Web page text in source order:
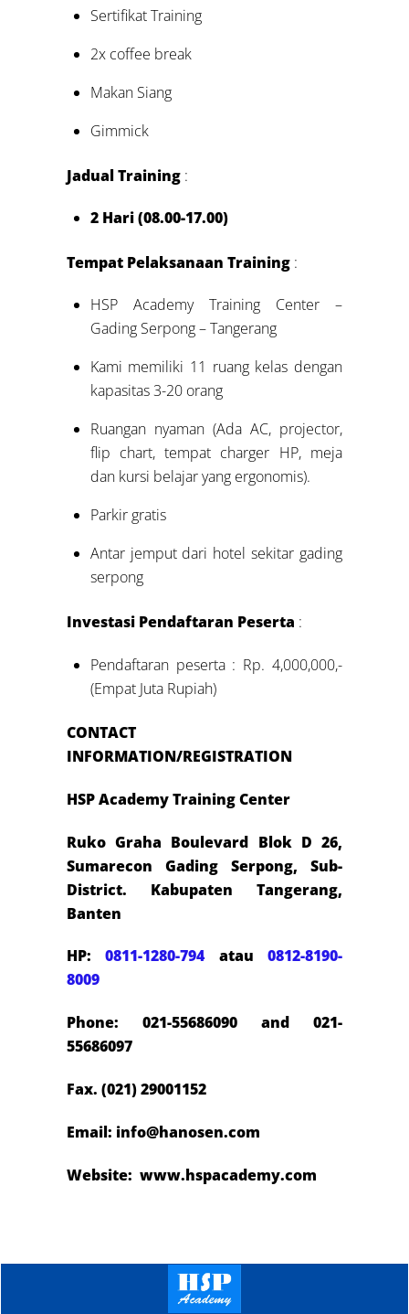
Sertifikat Training
2x coffee break
Makan Siang
Gimmick
Jadual Training :
2 Hari (08.00-17.00)
Tempat Pelaksanaan Training :
HSP Academy Training Center –
Gading Serpong – Tangerang
Kami memiliki 11 ruang kelas dengan
kapasitas 3-20 orang
Ruangan nyaman (Ada AC, projector,
flip chart, tempat charger HP, meja
dan kursi belajar yang ergonomis).
Parkir gratis
Antar jemput dari hotel sekitar gading
serpong
Investasi Pendaftaran Peserta :
Pendaftaran peserta : Rp. 4,000,000,-
(Empat Juta Rupiah)
CONTACT
INFORMATION/REGISTRATION
HSP Academy Training Center
Ruko Graha Boulevard Blok D 26,
Sumarecon Gading Serpong, Sub-
District. Kabupaten Tangerang,
Banten
HP:0811-1280-794atau 0812-8190-
8009
Phone: 021-55686090 and 021-
55686097
Fax. (021) 29001152
Email: info@hanosen.com
Website: www.hspacademy.com